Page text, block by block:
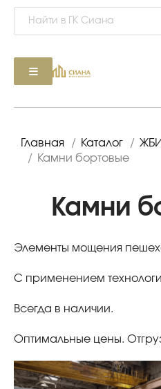
Главная / Каталог / ЖБИ
/
Камни бортовые
Камни
Элементы мощения
С применением
Всегда в наличии.
Оптимальные цены.